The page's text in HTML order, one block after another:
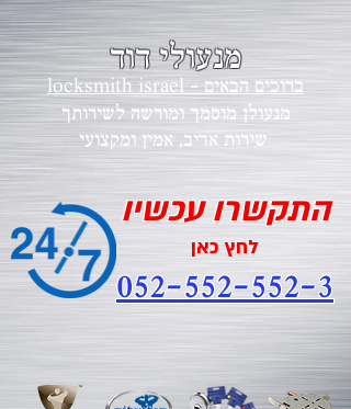
מנעולי דוד
locksmith israel - ברוכים הבאים
מנעולן מוסמך ומורשה לשירותך
שירות אדיב, אמין ומקצוע
לחץ כאן
052-552-552-3
התקשרו עכשיו